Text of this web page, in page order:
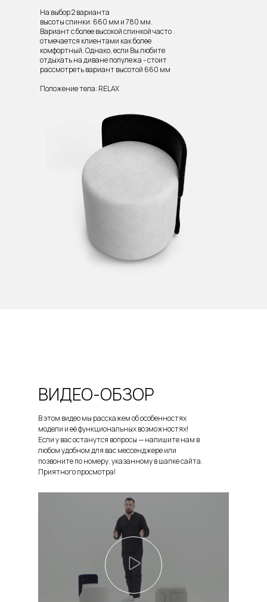
На выбор 2 варианта
высоты спинки: 660 мм и 780 мм.
Вариант с более высокой спинкой часто
отмечается клиентами как более
комфортный. Однако, если Вы любите
отдыхать на диване полулежа - стоит
рассмотреть вариант высотой 660 мм
Положение тела: RELAX
В этом видео мы расскажем об особенностях
модели и её функциональных возможностях!
Если у вас останутся вопросы — напишите нам в
любом удобном для вас мессенджере или
позвоните по номеру, указанному в шапке сайта.
Приятного просмотра!
ВИДЕО-ОБЗОР